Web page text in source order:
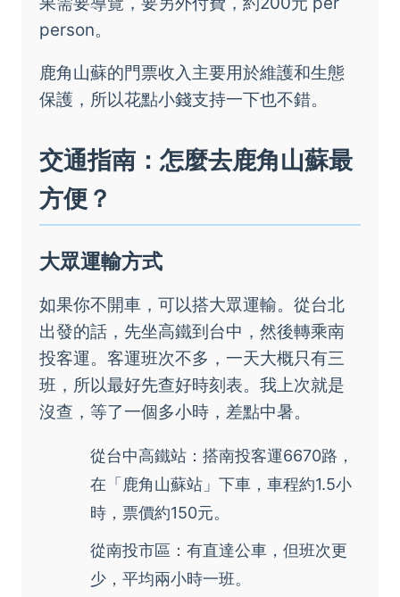
person。
鹿角山蘇的門票收入主要用於維護和生態
保護，所以花點小錢支持一下也不錯。
交通指南：怎麼去鹿角山蘇最
方便？
大眾運輸方式
如果你不開車，可以搭大眾運輸。從台北
出發的話，先坐高鐵到台中，然後轉乘南
投客運。客運班次不多，一天大概只有三
班，所以最好先查好時刻表。我上次就是
沒查，等了一個多小時，差點中暑。
從台中高鐵站：搭南投客運6670路，
在「鹿角山蘇站」下車，車程約1.5小
時，票價約150元。
從南投市區：有直達公車，但班次更
少，平均兩小時一班。